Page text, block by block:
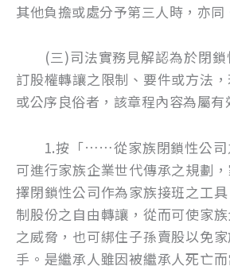
其他負擔或處分予第三人時，亦同
(三)司法實務見解認為於閉鎖
訂股權轉讓之限制、要件或方法
或公序良俗者，該章程內容為屬有
1.按「……從家族閉鎖性公司
可進行家族企業世代傳承之規劃
擇閉鎖性公司作為家族接班之工
制股份之自由轉讓，從而可使家
之威脅，也可綁住子孫賣股以免
手。是繼承人雖因被繼承人死亡